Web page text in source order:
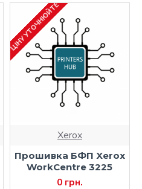
ЦІНУ УТОЧНЮЙТЕ
Xerox
Прошивка БФП Xerox
WorkCentre 3225
0 грн.